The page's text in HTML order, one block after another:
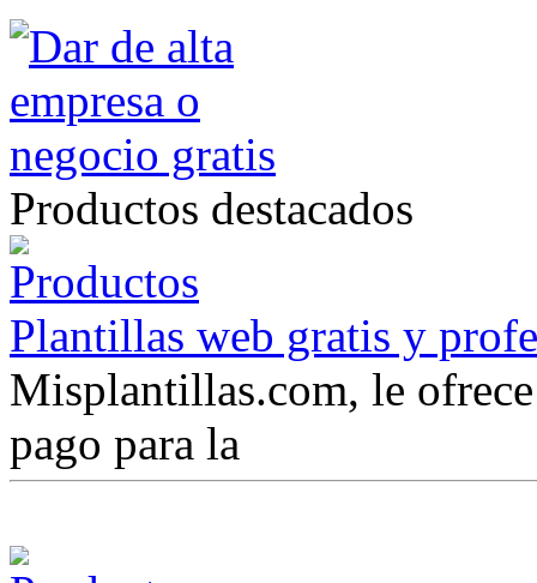
Productos destacados
Plantillas web gratis y
Misplantillas.com, le
pago para la